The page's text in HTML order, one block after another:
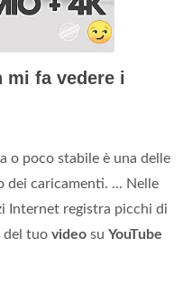
mi fa vedere i
o poco stabile è una delle
dei caricamenti. ... Nelle
Internet registra picchi di
del tuo video su YouTube